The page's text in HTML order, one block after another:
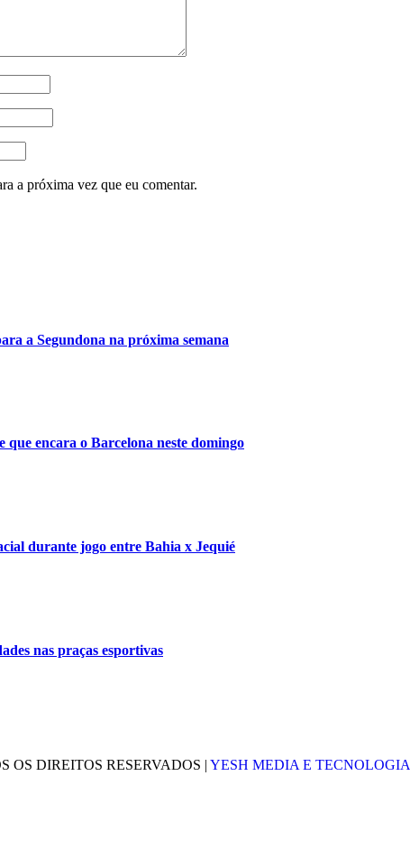
a próxima vez que eu comentar.
a Segundona na próxima semana
encara o Barcelona neste domingo
durante jogo entre Bahia x Jequié
nas praças esportivas
OS DIREITOS RESERVADOS | YESH MEDIA E TECNOLOGIA